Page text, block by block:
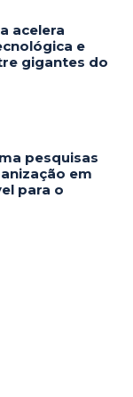
acelera
e
gigantes do
pesquisas
em
para o